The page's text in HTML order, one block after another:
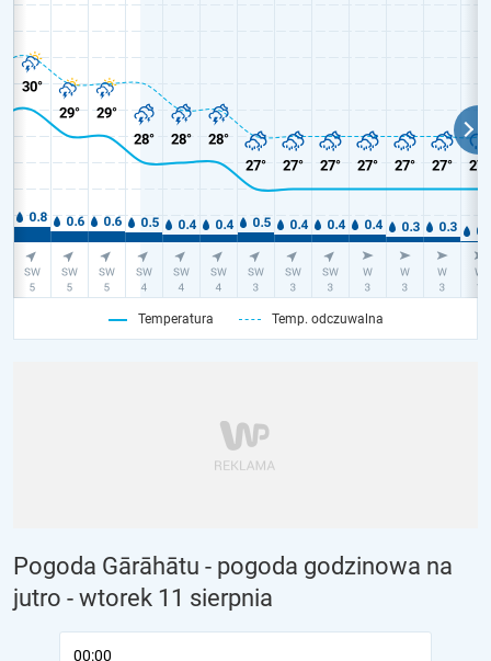
Temperatura Temp. odczuwalna
Pogoda Gārāhātu - pogoda godzinowa na
jutro - wtorek 11 sierpnia
00:00